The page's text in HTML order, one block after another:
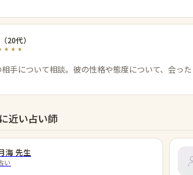
（20代）
手について相談。彼の性格や態度について、会っ
近い占い師
海 先生
い